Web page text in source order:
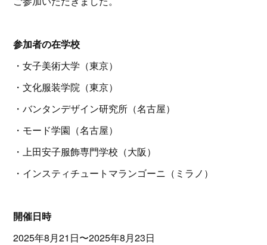
参加者の在学校
・女子美術大学（東京）
・文化服装学院（東京）
・バンタンデザイン研究所（名古屋）
・モード学園（名古屋）
・上田安子服飾専門学校（大阪）
・インスティチュートマランゴーニ（ミラノ）
開催日時
2025年8月21日〜2025年8月23日